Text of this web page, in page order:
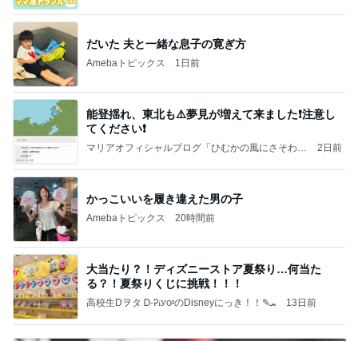
だいた 夫と一緒な息子の寛ぎ方
Amebaトピックス 1日前
能登揺れ、東北も⚠️夢見が増えて来ました❗️注意し
てください❗️
マリアオフィシャルブログ「ひむかの風にさそわれ
2日前
かっこいいを履き違えた男の子
Amebaトピックス 20時間前
大当たり？！ディズニーストア夏祭り…何当た
る？！夏祭りくじに挑戦！！！
高校生Dヲタ Ꭰ-ᎮꭵꭹꭴのDisneyにっき！！✎ܚ 13日前